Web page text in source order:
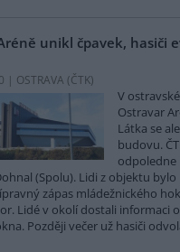
unikl čpavek, hasiči
| OSTRAVA (ČTK)
V
Ostravar
Látka se
budovu.
odpoledne
(Spolu). Lidi z objektu
zápas mládežnického
Lidé v okolí dostali informaci
Později večer už hasiči